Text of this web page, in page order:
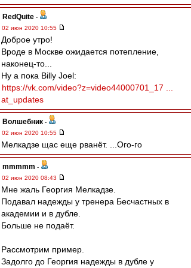
RedQuite -
02 июн 2020 10:55
Доброе утро!
Вроде в Москве ожидается потепление,
наконец-то...
Ну а пока Billy Joel:
https://vk.com/video?z=video44000701_17 ...
at_updates
Волшебник -
02 июн 2020 10:55
Мелкадзе щас еще рванёт. ...Ого-го
mmmmm -
02 июн 2020 08:43
Мне жаль Георгия Мелкадзе.
Подавал надежды у тренера Бесчастных в
академии и в дубле.
Больше не подаёт.
Рассмотрим пример.
Задолго до Георгия надежды в дубле у